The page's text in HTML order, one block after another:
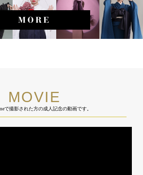
MOVIE
で撮影された方の成人記念の動画です。